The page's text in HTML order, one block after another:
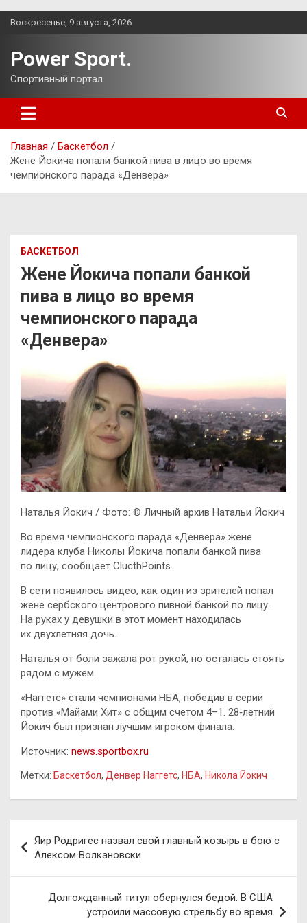
Перейти
Воскресенье, 9 августа, 2026
Power Sport.
Спортивный портал.
Главная
Баскетбол
Жене Йокича попали банкой пива в лицо во время
чемпионского парада «Денвера»
БАСКЕТБОЛ
Жене Йокича попали банкой
пива в лицо во время
чемпионского парада
«Денвера»
Наталья Йокич / Фото: © Личный архив Натальи Йокич
Во время чемпионского парада «Денвера» жене
лидера клуба Николы Йокича попали банкой пива
по лицу, сообщает ClucthPoints.
В сети появилось видео, как один из зрителей попал
жене сербского центрового пивной банкой по лицу.
На руках у девушки в этот момент находилась
их двухлетняя дочь.
Наталья от боли зажала рот рукой, но осталась стоять
рядом с мужем.
«Наггетс» стали чемпионами НБА, победив в серии
против «Майами Хит» с общим счетом 4–1. 28‑летний
Йокич был признан лучшим игроком финала.
Источник: news.sportbox.ru
Метки: Баскетбол, Денвер Наггетс, НБА, Никола Йокич
по
записям
Яир Родригес назвал свой главный козырь в бою с
Алексом Волкановски
Долгожданный титул обернулся бедой. В США
устроили массовую стрельбу во время